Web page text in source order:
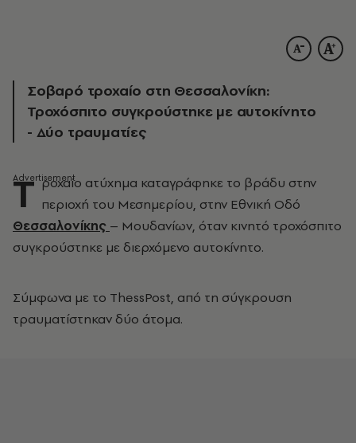
Σοβαρό τροχαίο στη Θεσσαλονίκη:
Τροχόσπιτο συγκρούστηκε με αυτοκίνητο
- Δύο τραυματίες
Τ ροχαίο ατύχημα καταγράφηκε το βράδυ στην
περιοχή του Μεσημερίου, στην Εθνική Οδό
Θεσσαλονίκης – Μουδανίων, όταν κινητό τροχόσπιτο
συγκρούστηκε με διερχόμενο αυτοκίνητο.
Σύμφωνα με το ThessPost, από τη σύγκρουση
τραυματίστηκαν δύο άτομα.